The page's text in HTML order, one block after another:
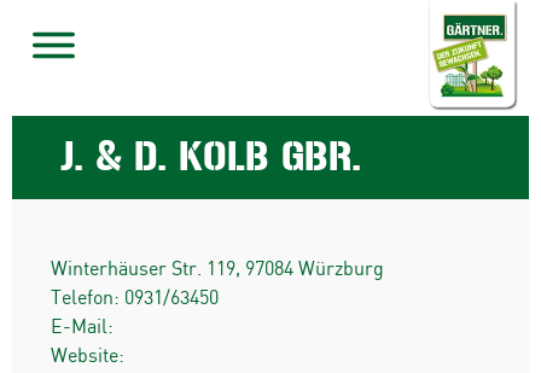
J. & D. KOLB GBR.
Winterhäuser Str. 119, 97084 Würzburg
Telefon: 0931/63450
E-Mail:
Website: